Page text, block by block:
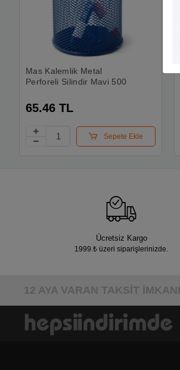
Mas Kalemlik Metal
Perforeli Silindir Mavi 500
65.46 TL
Sepete Ekle
Ücretsiz Kargo
1999.₺ üzeri siparişlerinizde.
12 AYA VARAN TAKSİT İMKANI